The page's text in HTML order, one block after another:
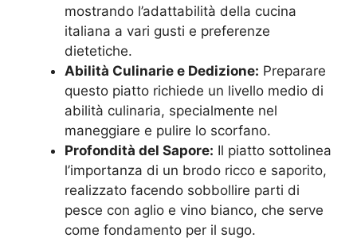
mostrando l’adattabilità della cucina
italiana a vari gusti e preferenze
dietetiche.
Abilità Culinarie e Dedizione: Preparare
questo piatto richiede un livello medio di
abilità culinaria, specialmente nel
maneggiare e pulire lo scorfano.
Profondità del Sapore: Il piatto sottolinea
l’importanza di un brodo ricco e saporito,
realizzato facendo sobbollire parti di
pesce con aglio e vino bianco, che serve
come fondamento per il sugo.